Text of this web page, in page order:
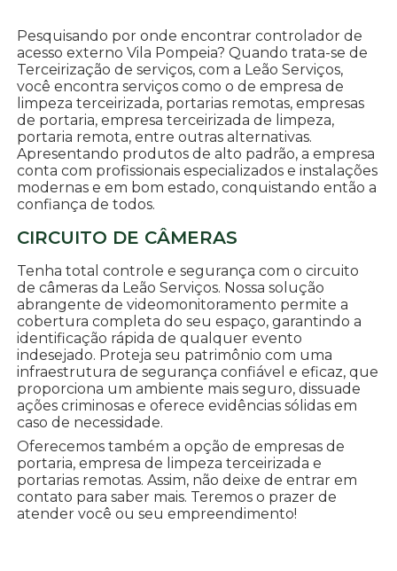
Pesquisando por onde encontrar controlador de
acesso externo Vila Pompeia? Quando trata-se de
Terceirização de serviços, com a Leão Serviços,
você encontra serviços como o de empresa de
limpeza terceirizada, portarias remotas, empresas
de portaria, empresa terceirizada de limpeza,
portaria remota, entre outras alternativas.
Apresentando produtos de alto padrão, a empresa
conta com profissionais especializados e instalações
modernas e em bom estado, conquistando então a
confiança de todos.
CIRCUITO DE CÂMERAS
Tenha total controle e segurança com o circuito
de câmeras da Leão Serviços. Nossa solução
abrangente de videomonitoramento permite a
cobertura completa do seu espaço, garantindo a
identificação rápida de qualquer evento
indesejado. Proteja seu patrimônio com uma
infraestrutura de segurança confiável e eficaz, que
proporciona um ambiente mais seguro, dissuade
ações criminosas e oferece evidências sólidas em
caso de necessidade.
Oferecemos também a opção de empresas de
portaria, empresa de limpeza terceirizada e
portarias remotas. Assim, não deixe de entrar em
contato para saber mais. Teremos o prazer de
atender você ou seu empreendimento!